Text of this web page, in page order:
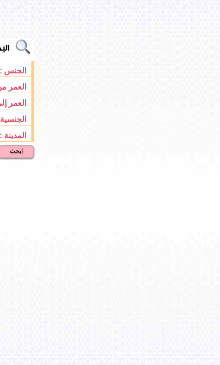
الجنس :
العمر
العمر
المدينة :
ابحث